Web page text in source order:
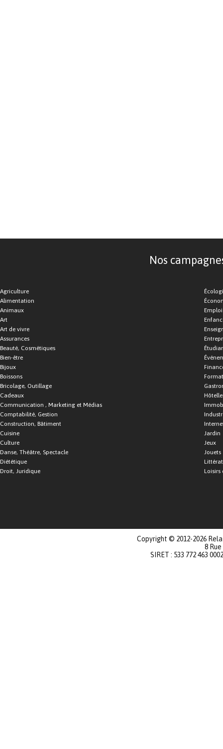
Nos
Agriculture
Alimentation
Animaux
Art
Art de vivre
Assurances
Beauté, Cosmétiques
Bien-être
Bijoux
Boissons
Bricolage, Outillage
Cadeaux
Communication , Marketing et Médias
Comptabilité, Gestion
Construction, Bâtiment
Cuisine
Culture
Danse, Théâtre, Spectacle
Diététique
Droit, Juridique
Emploi
Jardin
Jeux
Jouets
Loisirs
Copyright © 2012-2026
8
SIRET : 533 772 463